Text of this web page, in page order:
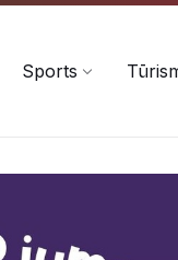
Sports